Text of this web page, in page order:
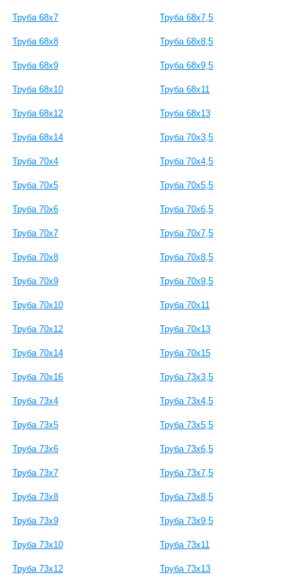
Труба 68x7 Труба 68x7,5
Труба 68x8 Труба 68x8,5
Труба 68x9 Труба 68x9,5
Труба 68x10 Труба 68x11
Труба 68x12 Труба 68x13
Труба 68x14 Труба 70x3,5
Труба 70x4 Труба 70x4,5
Труба 70x5 Труба 70x5,5
Труба 70x6 Труба 70x6,5
Труба 70x7 Труба 70x7,5
Труба 70x8 Труба 70x8,5
Труба 70x9 Труба 70x9,5
Труба 70x10 Труба 70x11
Труба 70x12 Труба 70x13
Труба 70x14 Труба 70x15
Труба 70x16 Труба 73x3,5
Труба 73x4 Труба 73x4,5
Труба 73x5 Труба 73x5,5
Труба 73x6 Труба 73x6,5
Труба 73x7 Труба 73x7,5
Труба 73x8 Труба 73x8,5
Труба 73x9 Труба 73x9,5
Труба 73x10 Труба 73x11
Труба 73x12 Труба 73x13